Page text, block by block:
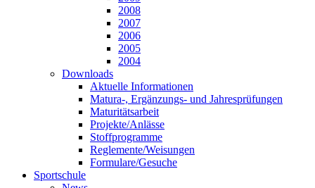
2008
2007
2006
2005
2004
Downloads
Aktuelle Informationen
Matura-, Ergänzungs- und Jahresprüfungen
Maturitätsarbeit
Projekte/Anlässe
Stoffprogramme
Reglemente/Weisungen
Formulare/Gesuche
Sportschule